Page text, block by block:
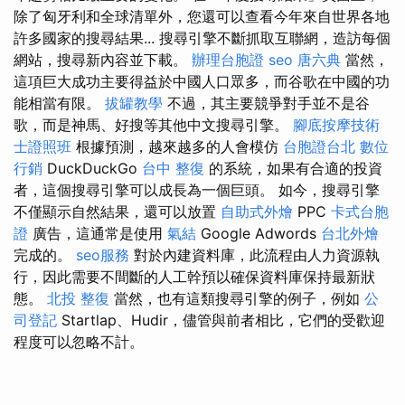
除了匈牙利和全球清單外，您還可以查看今年來自世界各地
許多國家的搜尋結果... 搜尋引擎不斷抓取互聯網，造訪每個
網站，搜尋新內容並下載。 辦理台胞證 seo 唐六典 當然，
這項巨大成功主要得益於中國人口眾多，而谷歌在中國的功
能相當有限。 拔罐教學 不過，其主要競爭對手並不是谷
歌，而是神馬、好搜等其他中文搜尋引擎。 腳底按摩技術
士證照班 根據預測，越來越多的人會模仿 台胞證台北 數位
行銷 DuckDuckGo 台中 整復 的系統，如果有合適的投資
者，這個搜尋引擎可以成長為一個巨頭。 如今，搜尋引擎
不僅顯示自然結果，還可以放置 自助式外燴 PPC 卡式台胞
證 廣告，這通常是使用 氣結 Google Adwords 台北外燴
完成的。 seo服務 對於內建資料庫，此流程由人力資源執
行，因此需要不間斷的人工幹預以確保資料庫保持最新狀
態。 北投 整復 當然，也有這類搜尋引擎的例子，例如 公
司登記 Startlap、Hudir，儘管與前者相比，它們的受歡迎
程度可以忽略不計。